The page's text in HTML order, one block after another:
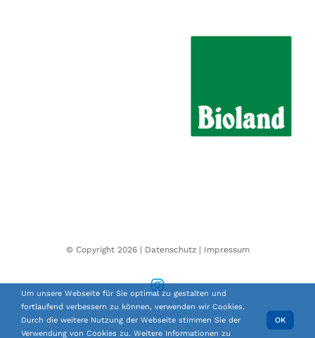
© Copyright 2026 | Datenschutz| Impressum
Instagram
Um unsere Webseite für Sie optimal zu gestalten und
fortlaufend verbessern zu können, verwenden wir Cookies.
Durch die weitere Nutzung der Webseite stimmen Sie der
Verwendung von Cookies zu. Weitere Informationen zu
OK